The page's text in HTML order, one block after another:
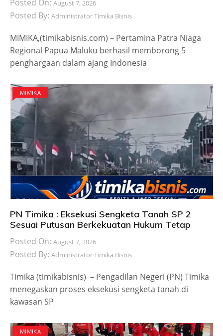
Posted On: August 7, 2026
Posted By: Administrator Timika Bisnis
MIMIKA,(timikabisnis.com) – Pertamina Patra Niaga
Regional Papua Maluku berhasil memborong 5
penghargaan dalam ajang Indonesia
MIMIKA
PN Timika : Eksekusi Sengketa Tanah SP 2
Sesuai Putusan Berkekuatan Hukum Tetap
Posted On: August 7, 2026
Posted By: Administrator Timika Bisnis
Timika (timikabisnis) – Pengadilan Negeri (PN) Timika
menegaskan proses eksekusi sengketa tanah di
kawasan SP
MIMIKA